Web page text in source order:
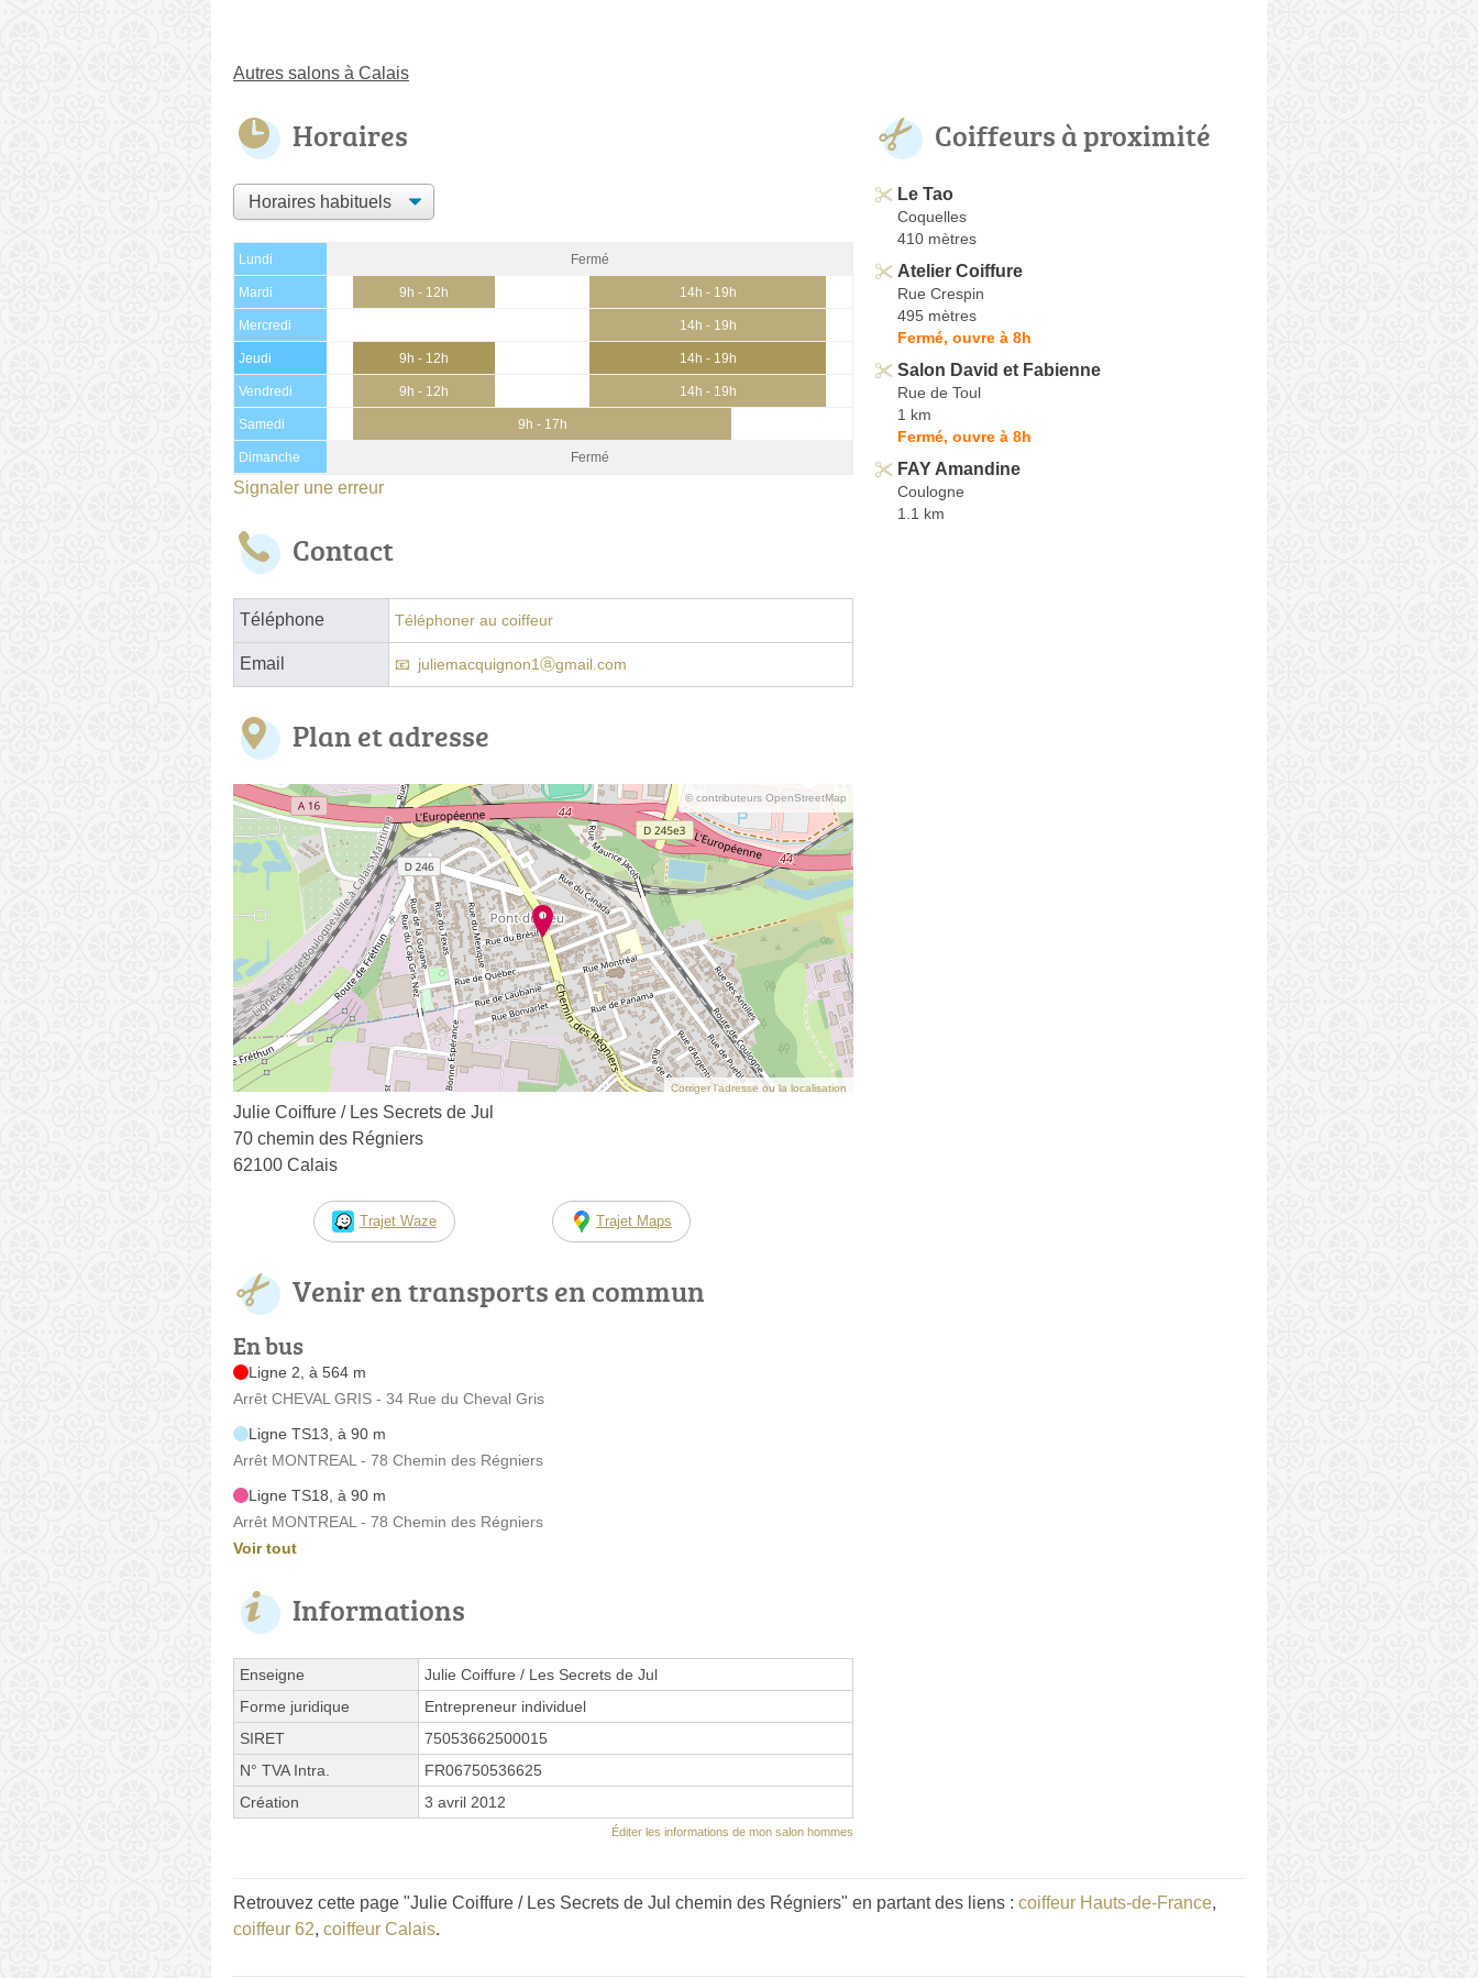
Autres salons à Calais
Horaires
Lundi Fermé
Mardi 9h - 12h 14h - 19h
Mercredi 14h - 19h
Jeudi 9h - 12h 14h - 19h
Vendredi 9h - 12h 14h - 19h
Samedi 9h - 17h
Dimanche Fermé
Signaler une erreur
Contact
Téléphone Téléphoner au coiffeur
Email juliemacquignon1ⓐgmail.com
Plan et adresse
© contributeurs OpenStreetMap
Corriger l’adresse ou la localisation
Julie Coiffure / Les Secrets de Jul
70 chemin des Régniers
62100 Calais
Trajet Waze Trajet Maps
Venir en transports en commun
En bus
Ligne 2, à 564 m
Arrêt CHEVAL GRIS - 34 Rue du Cheval Gris
Ligne TS13, à 90 m
Arrêt MONTREAL - 78 Chemin des Régniers
Ligne TS18, à 90 m
Arrêt MONTREAL - 78 Chemin des Régniers
Voir tout
Informations
Enseigne
Julie Coiffure / Les Secrets de Jul
Forme juridique
Entrepreneur individuel
SIRET
75053662500015
N° TVA Intra.
FR06750536625
Création
3 avril 2012
Éditer les informations de mon salon hommes
Coiffeurs à proximité
Le Tao
Coquelles
410 mètres
Atelier Coiffure
Rue Crespin
495 mètres
Fermé, ouvre à 8h
Salon David et Fabienne
Rue de Toul
1 km
Fermé, ouvre à 8h
FAY Amandine
Coulogne
1.1 km
Retrouvez cette page "Julie Coiffure / Les Secrets de Jul chemin des Régniers" en partant des liens : coiffeur Hauts-de-France,
coiffeur 62, coiffeur Calais.